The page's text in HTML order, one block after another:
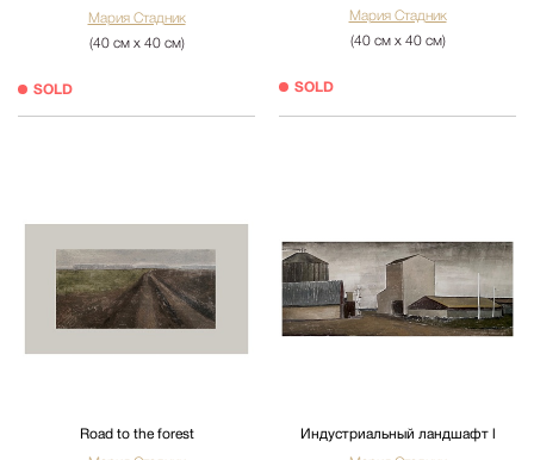
Мария Стадник
(40 см х 40 см)
SOLD
Мария Стадник
(40 см х 40 см)
SOLD
Road to the forest
Индустриальный ландшафт l